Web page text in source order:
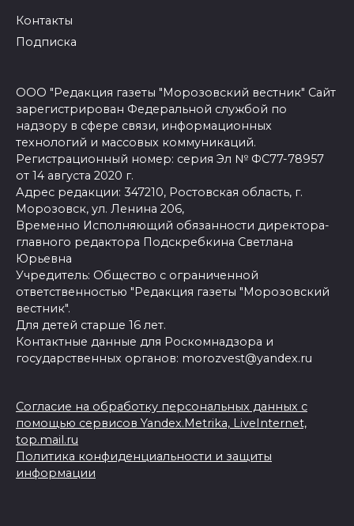
Контакты
Подписка
ООО "Редакция газеты "Морозовский вестник" Сайт
зарегистрирован Федеральной службой по
надзору в сфере связи, информационных
технологий и массовых коммуникаций.
Регистрационный номер: серия Эл № ФС77-78957
от 14 августа 2020 г.
Адрес редакции: 347210, Ростовская область, г.
Морозовск, ул. Ленина 206,
Временно Исполняющий обязанности директора-
главного редактора Подскребкина Светлана
Юрьевна
Учредитель: Общество с ограниченной
ответственностью "Редакция газеты "Морозовский
вестник".
Для детей старше 16 лет.
Контактные данные для Роскомнадзора и
государственных органов: morozvest@yandex.ru
Согласие на обработку персональных данных с
помощью сервисов Yandex.Metrika, LiveInternet,
top.mail.ru
Политика конфиденциальности и защиты
информации